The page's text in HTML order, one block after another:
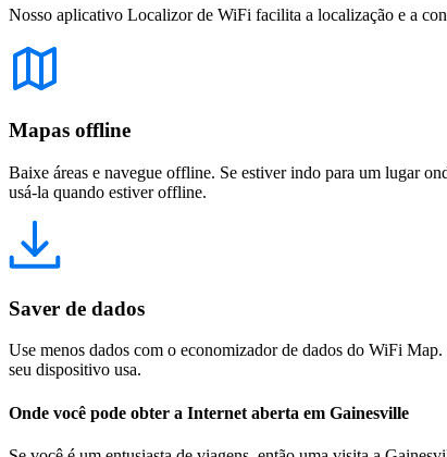
Nosso aplicativo Localizor de WiFi facilita a localização e a
Mapas offline
Baixe áreas e navegue offline. Se estiver indo para um lugar
usá-la quando estiver offline.
Saver de dados
Use menos dados com o economizador de dados do WiFi
seu dispositivo usa.
Onde você pode obter a Internet aberta em Gainesville